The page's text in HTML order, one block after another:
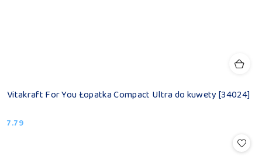
Vitakraft For You Łopatka Compact Ultra do kuwety [34024]
Cena:
7.79